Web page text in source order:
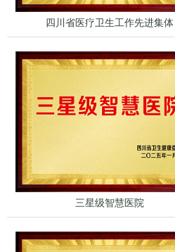
四川省医疗卫生工作先进集体
三星级智慧医院